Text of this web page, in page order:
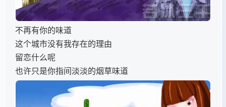
不再有你的味道
这个城市没有我存在的理由
留恋什么呢
也许只是你指间淡淡的烟草味道